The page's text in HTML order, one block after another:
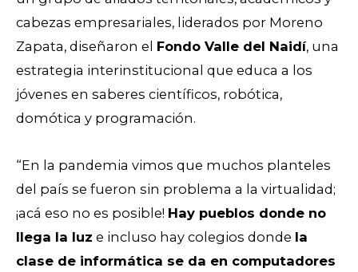
cabezas empresariales, liderados por Moreno
Zapata, diseñaron el Fondo Valle del Naidí, una
estrategia interinstitucional que educa a los
jóvenes en saberes científicos, robótica,
domótica y programación.
“En la pandemia vimos que muchos planteles
del país se fueron sin problema a la virtualidad;
¡acá eso no es posible! Hay pueblos donde no
llega la luz e incluso hay colegios donde la
clase de informática se da en computadores